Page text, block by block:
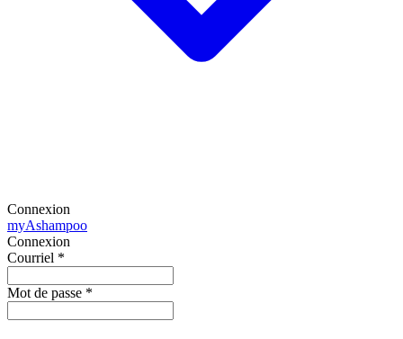
Connexion
myAshampoo
Connexion
Courriel *
Mot de passe *